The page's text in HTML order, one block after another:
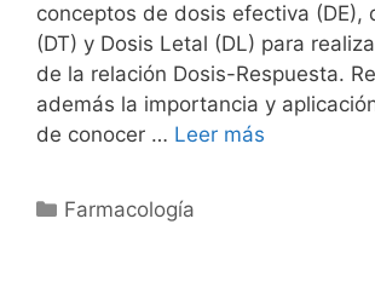
conceptos de dosis efectiva (DE),
(DT) y Dosis Letal (DL) para
de la relación Dosis-Respuesta.
además la importancia y
de conocer … Leer más
Categorías
Farmacología